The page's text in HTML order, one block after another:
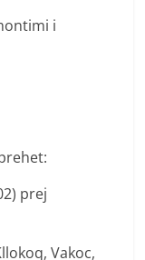
i
prej
Vakoc,